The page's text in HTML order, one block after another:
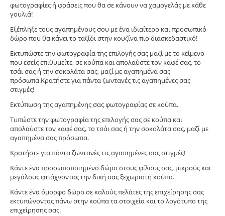
φωτογραφίες ή φράσεις που θα σε κάνουν να χαμογελάς με κάθε
γουλιά!
Εξέπληξε τους αγαπημένους σου με ένα ιδιαίτερο και προσωπικό
δώρο που θα κάνει το ταξίδι στην κουζίνα πιο διασκεδαστικό!
Εκτυπώστε την φωτογραφία της επιλογής σας μαζί με το κείμενο
που εσείς επιθυμείτε, σε κούπα και απολαύστε τον καφέ σας, το
τσάι σας ή την σοκολάτα σας, μαζί με αγαπημένα σας
πρόσωπα.Κρατήστε για πάντα ζωντανές τις αγαπημένες σας
στιγμές!
Εκτύπωση της αγαπημένης σας φωτογραφίας σε κούπα.
Tυπώστε την φωτογραφία της επιλογής σας σε κούπα και
απολαύστε τον καφέ σας, το τσάι σας ή την σοκολάτα σας, μαζί με
αγαπημένα σας πρόσωπα.
Κρατήστε για πάντα ζωντανές τις αγαπημένες σας στιγμές!
Κάντε ένα προσωποποιημένο δώρο στους φίλους σας, μικρούς και
μεγάλους φτιάχνοντας την δική σας ξεχωριστή κούπα.
Κάντε ένα όμορφο δώρο σε καλούς πελάτες της επιχείρησης σας
εκτυπώνοντας πάνω στην κούπα τα στοιχεία και το λογότυπο της
επιχείρησης σας.